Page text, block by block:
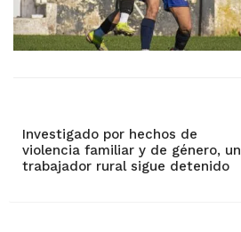
Investigado por hechos de
violencia familiar y de género, un
trabajador rural sigue detenido